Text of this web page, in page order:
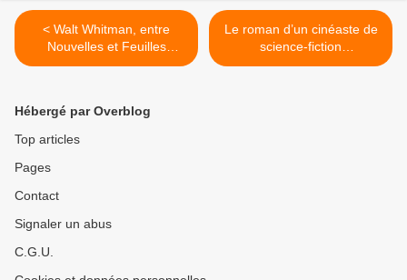
< Walt Whitman, entre
Nouvelles et Feuilles
d’herbe, le chantre engagé
Le roman d’un cinéaste de
science-fiction
biotechnologique. David
Hébergé par Overblog
Top articles
Pages
Contact
Signaler un abus
C.G.U.